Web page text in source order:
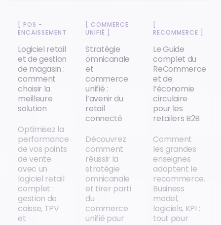
[POS -
ENCAISSEMENT
Logiciel retail
et de gestion
de magasin :
comment
choisir la
meilleure
solution
Optimisez la
performance
de vos points
de vente
avec un
logiciel retail
complet :
gestion de
caisse, TPV
et
COMMERCE
UNIFIÉ
Stratégie
omnicanale
et
commerce
unifié :
l’avenir du
retail
connecté
Découvrez
comment
réussir la
stratégie
omnicanale
et tirer parti
du
commerce
unifié pour
RECOMMERCE
Le Guide
complet du
ReCommerce
et de
l’économie
circulaire
pour les
retailers B2B
Comment
les grandes
enseignes
adoptent le
recommerce.
Business
model,
logiciels, KPI :
tout pour